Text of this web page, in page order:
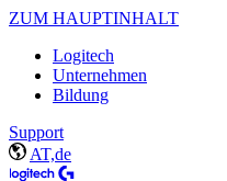
ZUM HAUPTINHALT
Logitech
Unternehmen
Bildung
Support
AT,de